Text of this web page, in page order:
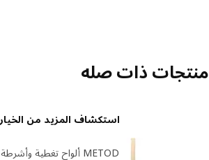
ذات صله
استكشاف المزيد من الخيارات
METOD ألواح تغطية وأشرطة ديكور